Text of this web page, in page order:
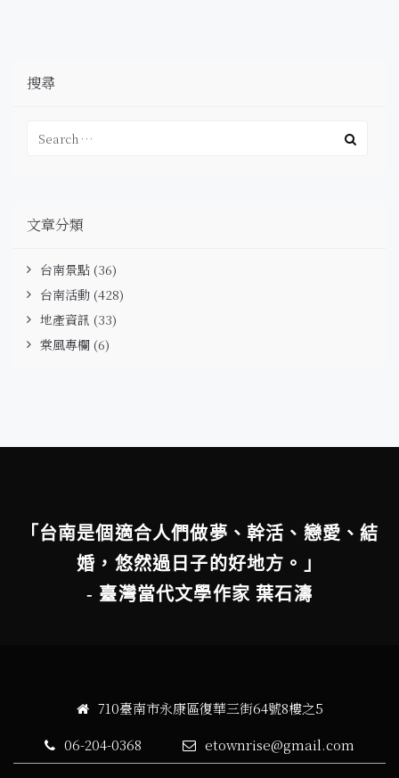
搜尋
文章分類
台南景點 (36)
台南活動 (428)
地產資訊 (33)
棠風專欄 (6)
「台南是個適合人們做夢、幹活、戀愛、結
婚，悠然過日子的好地方。」
- 臺灣當代文學作家 葉石濤
710臺南市永康區復華三街64號8樓之5
06-204-0368
etownrise@gmail.com